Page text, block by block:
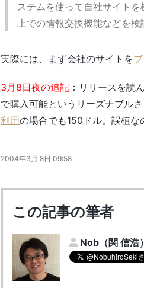
ステムを使って自社サイト
上での情報交換機能などを検
実際には、まず会社のサイトを
3月8日夜の追記 ：リリースを読
で購入可能というリーズナブル
利用の場合でも150ドル。誤植な
2004年3月 8日 09:58
この記事の筆者
Nob（関 信浩